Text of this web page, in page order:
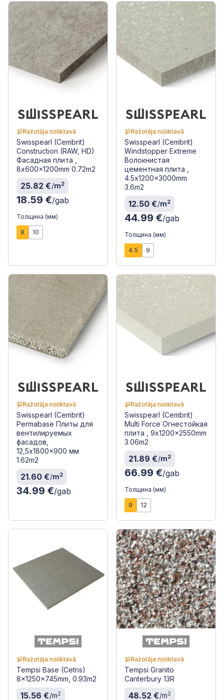
Ražotāja noliktavā
Swisspearl (Cembrit)
Construction (RAW, HD)
Фасадная плита ,
8x600x1200mm 0.72m2
25.82 €/m2
18.59 €/gab
Толщина (мм)
8 10
Ražotāja noliktavā
Swisspearl (Cembrit)
Windstopper Extreme
Волокнистая
цементная плита ,
4.5x1200x3000mm
3.6m2
12.50 €/m2
44.99 €/gab
Толщина (мм)
4.5 9
Ražotāja noliktavā
Swisspearl (Cembrit)
Permabase Плиты для
вентилируемых
фасадов,
12,5x1800x900 мм
1.62m2
21.60 €/m2
34.99 €/gab
Ražotāja noliktavā
Swisspearl (Cembrit)
Multi Force Огнестойкая
плита , 9x1200x2550mm
3.06m2
21.89 €/m2
66.99 €/gab
Толщина (мм)
9 12
Ražotāja noliktavā
Tempsi Base (Cetris)
8x1250x745mm, 0.93m2
15.56 €/m2
Ražotāja noliktavā
Tempsi Granito
Canterbury 13R
48.52 €/m2